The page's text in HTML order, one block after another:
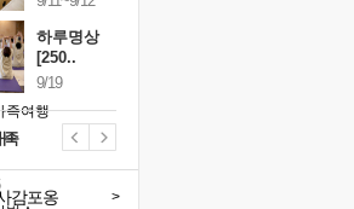
하루명상
[250..
9/19
족
+
감포옹 >